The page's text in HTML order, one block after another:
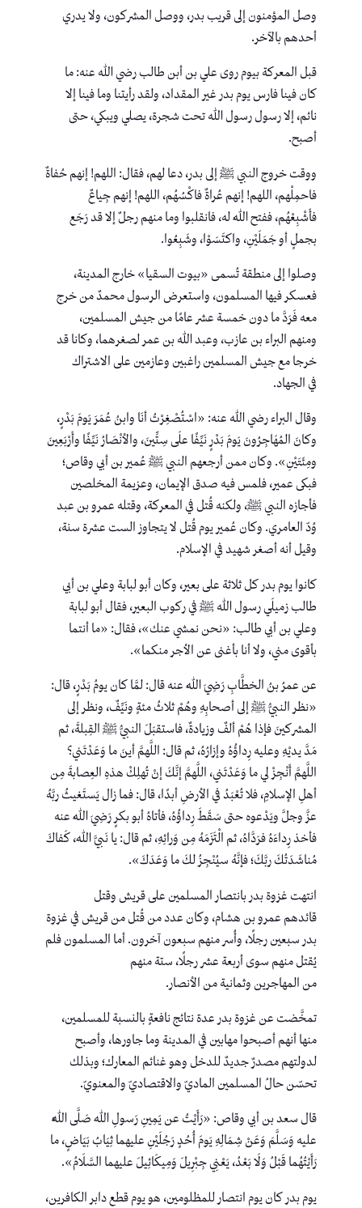
وصل المؤمنون إلى قريب بدر، ووصل المشركون، ولا يدري
أحدهم بالآخر.
قبل المعركة بيوم روى علي بن أبن طالب رضي الله عنه: ما
كان فينا فارس يوم بدر غير المقداد، ولقد رأيتنا وما فينا إلا
نائم، إلا رسول رسول الله تحت شجرة، يصلي ويبكي، حتى
أصبح.
ووقت خروج النبي ﷺ إلى بدر، دعا لهم، فقال: اللهم! إنهم حُفاةٌ
فاحمِلْهم، اللهم! إنهم عُراةٌ فاكْسُهُم، اللهم! إنهم جِياعٌ
فأَشْبِعْهُم، ففتح اللهُ له، فانقلبوا وما منهم رجلٌ إلا قد رَجَع
بجملٍ أو جَمَلَيْنِ، واكتَسَوْا، وشَبِعُوا.
وصلوا إلى منطقة تُسمى «بيوت السقيا» خارج المدينة،
فعسكر فيها المسلمون، واستعرض الرسول محمدٌ من خرج
معه فَرَدَّ ما دون خمسة عشر عامًا من جيش المسلمين،
ومنهم البراء بن عازب، وعبد الله بن عمر لصغرهما، وكانا قد
خرجا مع جيش المسلمين راغبين وعازمين على الاشتراك
في الجهاد.
وقال البراء رضي الله عنه: «اسْتُصْغِرْتُ أنَا وابنُ عُمَرَ يَومَ بَدْرٍ،
وكانَ المُهَاجِرُونَ يَومَ بَدْرٍ نَيِّفًا علَى سِتِّينَ، والأنْصَارُ نَيِّفًا وأَرْبَعِينَ
ومِئَتَيْنِ». وكان ممن أرجعهم النبي ﷺ عُمير بن أبي وقاص؛
فبكى عمير، فلمس فيه صدق الإيمان، وعزيمة المخلصين
فأجازه النبي ﷺ، ولكنه قُتل في المعركة، وقتله عمرو بن عبد
وُدّ العامري. وكان عُمير يوم قُتل لا يتجاوز الست عشرة سنة،
وقيل أنه أصغر شهيد في الإسلام.
كانوا يوم بدر كل ثلاثة على بعير، وكان أبو لبابة وعلي بن أبي
طالب زميلَي رسول الله ﷺ في ركوب البعير، فقال أبو لبابة
وعلي بن أبي طالب: «نحن نمشي عنك»، فقال: «ما أنتما
بأقوى مني، ولا أنا بأغنى عن الأجر منكما».
عن عمرُ بنُ الخطَّابِ رَضِيَ اللهُ عنه قال: لمَّا كان يومُ بَدْرٍ، قال:
«نظر النبيُّ ﷺ إلى أصحابِهِ وهُمْ ثلاثُ مئةٍ ونَيِّفٌ، ونظر إلى
المشركينَ فإذا هُمْ ألفٌ وزيادةٌ، فاستقبَلَ النبيُّ ﷺ القِبلةَ، ثم
مَدَّ يديْهِ وعليه رِداؤُهُ وإزارُهُ، ثم قال: اللَّهمَّ أينَ ما وَعَدْتَني؟
اللَّهمَّ أَنْجِزْ لي ما وَعَدْتَني، اللَّهمَّ إنَّكَ إنْ تُهلِكْ هذهِ العِصابةَ مِن
أهلِ الإسلامِ، فلا تُعْبَدُ في الأرضِ أبدًا، قال: فما زال يَستَغيثُ ربَّهُ
عزَّ وجلَّ ويَدْعوه حتى سَقَطَ رِداؤُهُ، فأتاهُ أبو بكرٍ رَضِيَ اللهُ عنه
فأخذ رِداءَهُ فرَدَّاهُ، ثم الْتَزَمَهُ مِن وَرائِهِ، ثم قال: يا نَبيَّ اللهِ، كَفاكَ
مُناشَدَتُكَ ربَّكَ؛ فإنَّهُ سيُنْجِزُ لكَ ما وَعَدَكَ».
انتهت غزوة بدر بانتصار المسلمين على قريش وقتل
قائدهم عمرو بن هشام، وكان عدد من قُتل من قريش في غزوة
بدر سبعين رجلًا، وأُسر منهم سبعون آخرون. أما المسلمون فلم
يُقتل منهم سوى أربعة عشر رجلًا، ستة منهم
من المهاجرين وثمانية من الأنصار.
تمخَّضت عن غزوة بدر عدة نتائج نافعةٍ بالنسبة للمسلمين،
منها أنهم أصبحوا مهابين في المدينة وما جاورها، وأصبح
لدولتهم مصدرٌ جديدٌ للدخل وهو غنائم المعارك؛ وبذلك
تحسّن حالُ المسلمين الماديّ والاقتصاديّ والمعنويّ.
قال سعد بن أبي وقاص: «رَأَيْتُ عن يَمِينِ رَسولِ اللهِ صَلَّى اللَّهُ
عليه وَسَلَّمَ وَعَنْ شِمَالِهِ يَومَ أُحُدٍ رَجُلَيْنِ عليهما ثِيَابُ بَيَاضٍ، ما
رَأَيْتُهُما قَبْلُ وَلَا بَعْدُ، يَعْنِي جِبْرِيلَ وَمِيكَائِيلَ عليهما السَّلَامُ».
يوم بدر كان يوم انتصار للمظلومين، هو يوم قطع دابر الكافرين،